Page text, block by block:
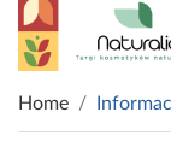
Home